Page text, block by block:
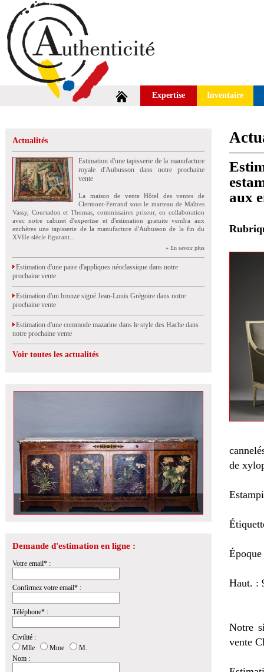
Expertise Inventaire
Actualités
Estimation d'une tapisserie de la manufacture
royale d'Aubusson dans notre prochaine
vente
La maison de vente Hôtel des ventes de
Clermont-Ferrand sous le marteau de Maîtres
Vassy, Courtadon et Thomas, commissaires priseur, en collaboration
avec notre cabinet d'expertise et d'estimation gratuite vendra aux
enchères une tapisserie de la manufacture d'Aubusson de la fin du
XVIIe siècle figurant...
» En savoir plus
Estimation d'une paire d'appliques néoclassique dans notre
prochaine vente
Estimation d'un bronze signé Jean-Louis Grégoire dans notre
prochaine vente
Estimation d'une commode mazarine dans le style des Hache dans
notre prochaine vente
Voir toutes les actualités
Demande d'estimation en ligne :
Votre email* :
Confirmez votre email* :
Téléphone* :
Civilité :
Mlle
Mme
M.
Nom :
aux
de
Haut. :
Notre
vente